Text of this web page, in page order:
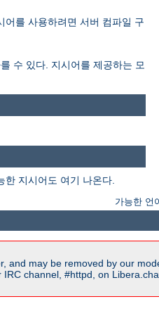
어를 사용하려면 서버 컴파일 구
수 있다. 지시어를 제공하는 모
한 지시어도 여기 나온다.
가능한 언
and may be removed by our
channel, #httpd, on